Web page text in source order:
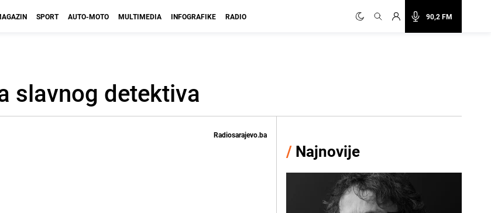
90,2 FM
SPORT AUTO-MOTO MULTIMEDIA INFOGRAFIKE RADIO
slavnog detektiva
Radiosarajevo.ba
/ Najnovije